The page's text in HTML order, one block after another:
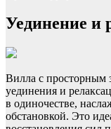
Уединение и
Вилла с просторным
уединения и
в одиночестве,
обстановкой. Это